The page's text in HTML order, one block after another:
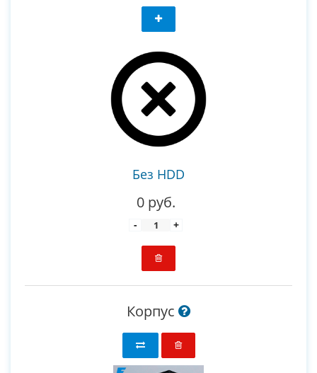
Без HDD
0 руб.
- +
Корпус